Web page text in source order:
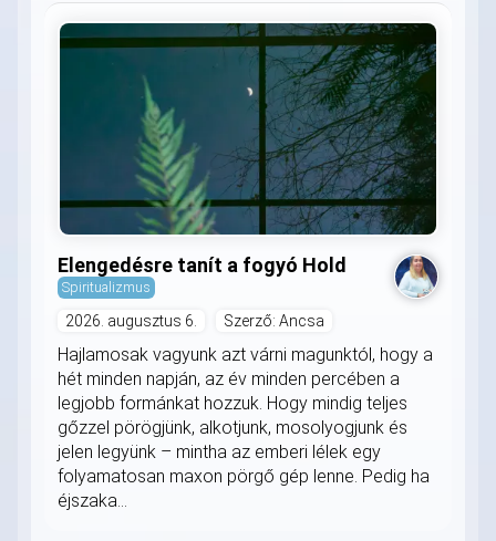
Elengedésre tanít a fogyó Hold
Spiritualizmus
2026. augusztus 6. Szerző: Ancsa
Hajlamosak vagyunk azt várni magunktól, hogy a
hét minden napján, az év minden percében a
legjobb formánkat hozzuk. Hogy mindig teljes
gőzzel pörögjünk, alkotjunk, mosolyogjunk és
jelen legyünk – mintha az emberi lélek egy
folyamatosan maxon pörgő gép lenne. Pedig ha
éjszaka...